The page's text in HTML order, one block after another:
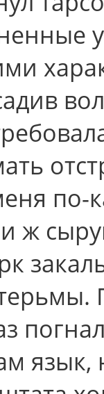
по-
ж